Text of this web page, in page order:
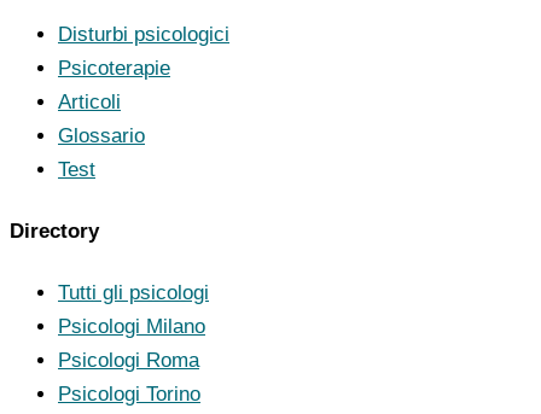
Disturbi psicologici
Psicoterapie
Articoli
Glossario
Test
Directory
Tutti gli psicologi
Psicologi Milano
Psicologi Roma
Psicologi Torino